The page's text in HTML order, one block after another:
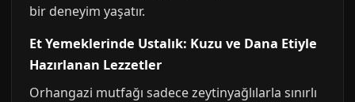
bir deneyim yaşatır.
Et Yemeklerinde Ustalık: Kuzu ve Dana Etiyle
Hazırlanan Lezzetler
Orhangazi mutfağı sadece zeytinyağlılarla sınırlı